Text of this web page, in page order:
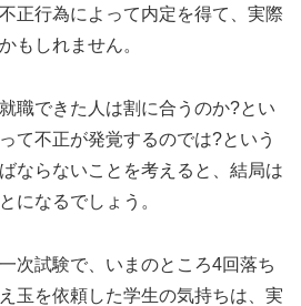
正行為によって内定を得て、実際
もしれません。
職できた人は割に合うのか?とい
て不正が発覚するのでは?という
ならないことを考えると、結局は
になるでしょう。
次試験で、いまのところ4回落ち
玉を依頼した学生の気持ちは、実